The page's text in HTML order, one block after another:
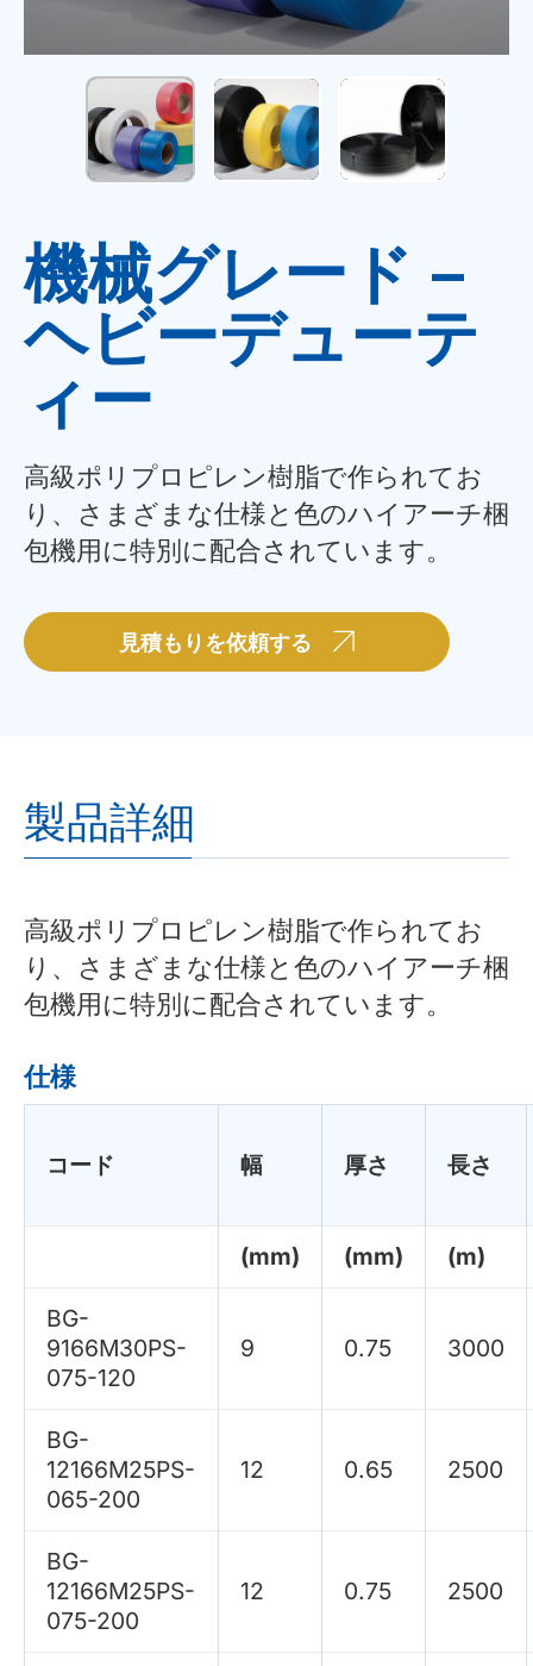
機械グレード –
ヘビーデューテ
ィー
高級ポリプロピレン樹脂で作られてお
り、さまざまな仕様と色のハイアーチ梱
包機用に特別に配合されています。
見積もりを依頼する
製品詳細
高級ポリプロピレン樹脂で作られてお
り、さまざまな仕様と色のハイアーチ梱
包機用に特別に配合されています。
仕様
コード 幅 厚さ 長さ
(mm) (mm) (m)
BG-
9166M30PS-
075-120
9 0.75 3000
BG-
12166M25PS-
065-200
12 0.65 2500
BG-
12166M25PS-
075-200
12 0.75 2500